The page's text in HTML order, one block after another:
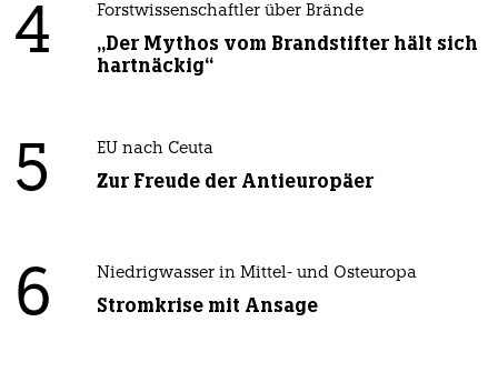
4 Forstwissenschaftler über Brände
„Der Mythos vom Brandstifter hält sich
hartnäckig“
5 EU nach Ceuta
Zur Freude der Antieuropäer
6 Niedrigwasser in Mittel- und Osteuropa
Stromkrise mit Ansage